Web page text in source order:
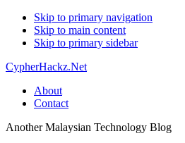
Skip to primary navigation
Skip to main content
Skip to primary sidebar
CypherHackz.Net
About
Contact
Another Malaysian Technology Blog